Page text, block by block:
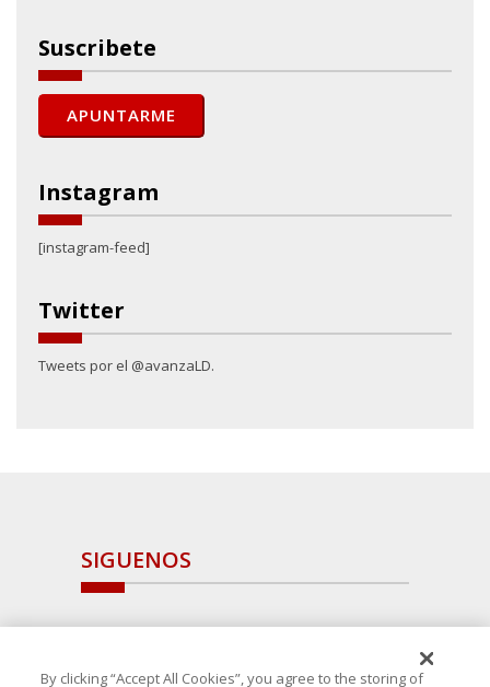
Suscribete
Instagram
[instagram-feed]
Twitter
Tweets por el @avanzaLD.
SIGUENOS
By clicking “Accept All Cookies”, you agree to the storing of